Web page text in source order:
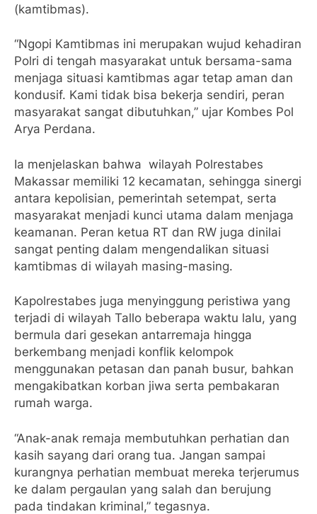
(kamtibmas).
“Ngopi Kamtibmas ini merupakan wujud kehadiran
Polri di tengah masyarakat untuk bersama-sama
menjaga situasi kamtibmas agar tetap aman dan
kondusif. Kami tidak bisa bekerja sendiri, peran
masyarakat sangat dibutuhkan,” ujar Kombes Pol
Arya Perdana.
Ia menjelaskan bahwa wilayah Polrestabes
Makassar memiliki 12 kecamatan, sehingga sinergi
antara kepolisian, pemerintah setempat, serta
masyarakat menjadi kunci utama dalam menjaga
keamanan. Peran ketua RT dan RW juga dinilai
sangat penting dalam mengendalikan situasi
kamtibmas di wilayah masing-masing.
Kapolrestabes juga menyinggung peristiwa yang
terjadi di wilayah Tallo beberapa waktu lalu, yang
bermula dari gesekan antarremaja hingga
berkembang menjadi konflik kelompok
menggunakan petasan dan panah busur, bahkan
mengakibatkan korban jiwa serta pembakaran
rumah warga.
“Anak-anak remaja membutuhkan perhatian dan
kasih sayang dari orang tua. Jangan sampai
kurangnya perhatian membuat mereka terjerumus
ke dalam pergaulan yang salah dan berujung
pada tindakan kriminal,” tegasnya.